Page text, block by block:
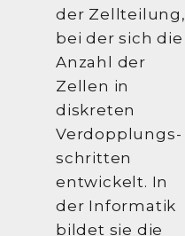
der Zellteilung,
bei der sich die
Anzahl der
Zellen in
diskreten
Verdopplungs-
schritten
entwickelt. In
der Informatik
bildet sie die